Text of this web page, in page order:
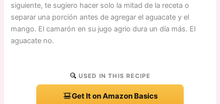
siguiente, te sugiero hacer solo la mitad de la receta o
separar una porción antes de agregar el aguacate y el
mango. El camarón en su jugo agrio dura un día más. El
aguacate no.
USED IN THIS RECIPE
Get It on Amazon Basics